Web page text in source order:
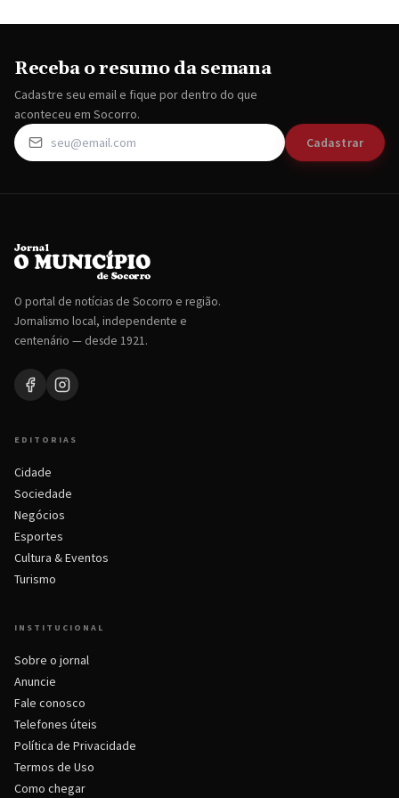
Receba o resumo da semana
Cadastre seu email e fique por dentro do que
aconteceu em Socorro.
Cadastrar
O portal de notícias de Socorro e região.
Jornalismo local, independente e
centenário — desde 1921.
EDITORIAS
Cidade
Sociedade
Negócios
Esportes
Cultura & Eventos
Turismo
INSTITUCIONAL
Sobre o jornal
Anuncie
Fale conosco
Telefones úteis
Política de Privacidade
Termos de Uso
Como chegar